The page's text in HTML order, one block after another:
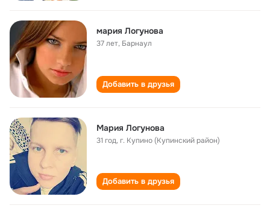
мария Логунова
37 лет, Барнаул
Добавить в друзья
Мария Логунова
31 год,г. Купино (Купинский район)
Добавить в друзья